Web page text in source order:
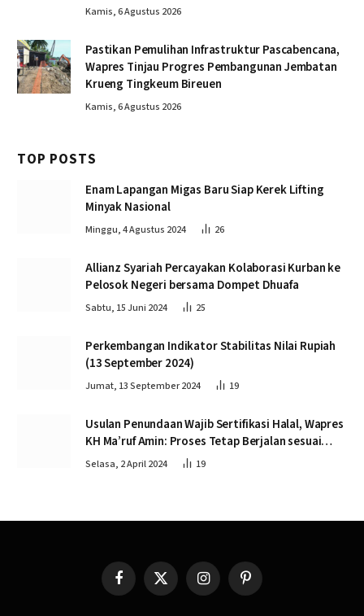
Kamis, 6 Agustus 2026
Pastikan Pemulihan Infrastruktur Pascabencana,
Wapres Tinjau Progres Pembangunan Jembatan
Krueng Tingkeum Bireuen
Kamis, 6 Agustus 2026
TOP POSTS
Enam Lapangan Migas Baru Siap Kerek Lifting
Minyak Nasional
Minggu, 4 Agustus 2024 26
Allianz Syariah Percayakan Kolaborasi Kurban ke
Pelosok Negeri bersama Dompet Dhuafa
Sabtu, 15 Juni 2024 25
Perkembangan Indikator Stabilitas Nilai Rupiah
(13 September 2024)
Jumat, 13 September 2024 19
Usulan Penundaan Wajib Sertifikasi Halal, Wapres
KH Ma’ruf Amin: Proses Tetap Berjalan sesuai
Penahapan
Selasa, 2 April 2024 19
FacebookX
(Twitter)
InstagramPinterest